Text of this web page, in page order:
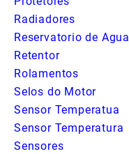
Radiadores
Reservatorio de Agua
Retentor
Rolamentos
Selos do Motor
Sensor Temperatua
Sensor Temperatura
Sensores